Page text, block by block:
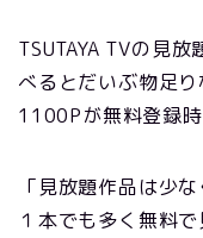
TSUTAYA TVの見
べるとだいぶ物足
1100Pが無料登録時
「見放題作品は少
１本でも多く無料